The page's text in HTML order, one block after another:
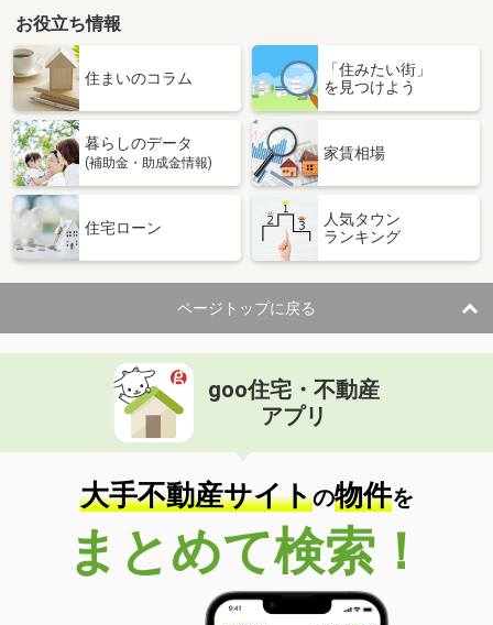
お役立ち情報
住まいのコラム
「住みたい街」
を見つけよう
暮らしのデータ
(補助金・助成金情報)
家賃相場
住宅ローン
人気タウン
ランキング
ページトップに戻る
goo住宅・不動産
アプリ
大手不動産サイトの物件を
まとめて検索！